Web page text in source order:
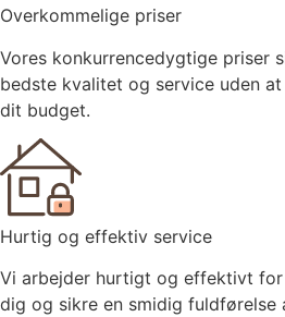
Overkommelige priser
Vores konkurrencedygtige priser
bedste kvalitet og service uden
dit budget.
Hurtig og effektiv service
Vi arbejder hurtigt og effektivt
dig og sikre en smidig fuldførelse